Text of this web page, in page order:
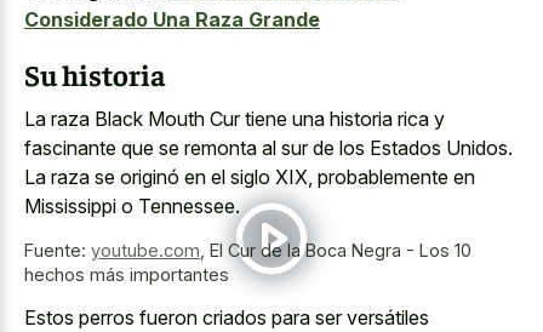
Considerado Una Raza Grande
Su historia
La raza Black Mouth Cur tiene una historia rica y
fascinante que se remonta al sur de los Estados Unidos.
La raza se originó en el siglo XIX, probablemente en
Mississippi o Tennessee.
Fuente: youtube.com El Cur de la Boca Negra - Los 10
hechos más importantes
Estos perros fueron criados para ser versátiles